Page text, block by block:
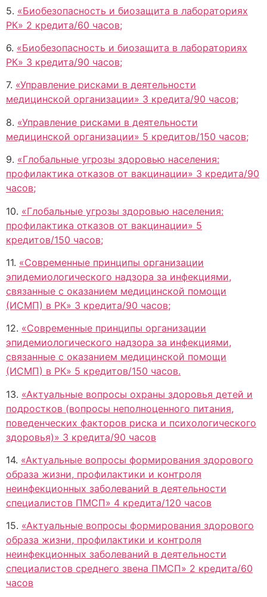
5. «Биобезопасность и биозащита в лабораториях
РК» 2 кредита/60 часов;
6. «Биобезопасность и биозащита в лабораториях
РК» 3 кредита/90 часов;
7. «Управление рисками в деятельности
медицинской организации» 3 кредита/90 часов;
8. «Управление рисками в деятельности
медицинской организации» 5 кредитов/150 часов;
9. «Глобальные угрозы здоровью населения:
профилактика отказов от вакцинации» 3 кредита/90
часов;
10. «Глобальные угрозы здоровью населения:
профилактика отказов от вакцинации» 5
кредитов/150 часов;
11. «Современные принципы организации
эпидемиологического надзора за инфекциями,
связанные с оказанием медицинской помощи
(ИСМП) в РК» 3 кредита/90 часов;
12. «Современные принципы организации
эпидемиологического надзора за инфекциями,
связанные с оказанием медицинской помощи
(ИСМП) в РК» 5 кредитов/150 часов.
13. «Актуальные вопросы охраны здоровья детей и
подростков (вопросы неполноценного питания,
поведенческих факторов риска и психологического
здоровья)» 3 кредита/90 часов
14. «Актуальные вопросы формирования здорового
образа жизни, профилактики и контроля
неинфекционных заболеваний в деятельности
специалистов ПМСП» 4 кредита/120 часов
15. «Актуальные вопросы формирования здорового
образа жизни, профилактики и контроля
неинфекционных заболеваний в деятельности
специалистов среднего звена ПМСП» 2 кредита/60
часов